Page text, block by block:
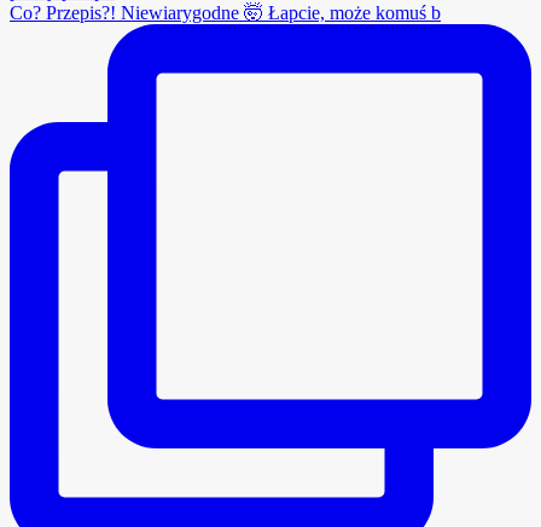
Co? Przepis?! Niewiarygodne 🤯 Łapcie, może komuś b